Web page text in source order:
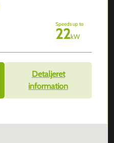
Speeds up to
22kW
Detaljeret
information